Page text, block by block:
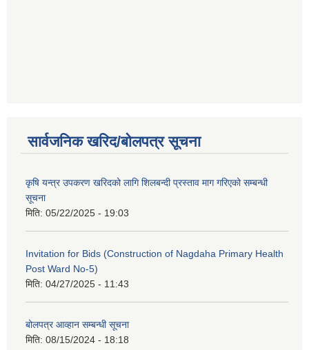
सार्वजनिक खरिद/बोलपत्र सूचना
कृषि यन्त्र उपकरण खरिदको लागि शिलबन्दी प्रस्ताव माग गरिएको सम्बन्धी
सूचना
मिति: 05/22/2025 - 19:03
Invitation for Bids (Construction of Nagdaha Primary Health
Post Ward No-5)
मिति: 04/27/2025 - 11:43
बोलपत्र आव्हान सम्बन्धी सूचना
मिति: 08/15/2024 - 18:18